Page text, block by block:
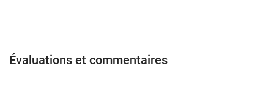
Évaluations et commentaires